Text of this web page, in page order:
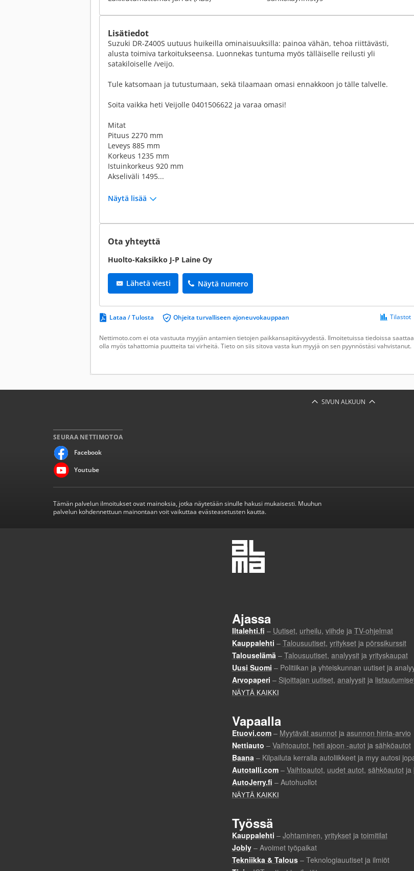
Lisätiedot
Suzuki DR-Z400S uutuus huikeilla ominaisuuksilla: painoa vähän, tehoa riittävästi,
alusta toimiva tarkoitukseensa. Luonnekas tuntuma myös tälläiselle reilusti yli
satakiloiselle /veijo.
Tule katsomaan ja tutustumaan, sekä tilaamaan omasi ennakkoon jo tälle talvelle.
Soita vaikka heti Veijolle 0401506622 ja varaa omasi!
Mitat
Pituus 2270 mm
Leveys 885 mm
Korkeus 1235 mm
Istuinkorkeus 920 mm
Akseliväli 1495...
Näytä lisää
Ota yhteyttä
Huolto-Kaksikko J-P Laine Oy
Lähetä viesti Näytä numero
Lataa / Tulosta Ohjeita turvalliseen ajoneuvokauppaan Tilastot
Nettimoto.com ei ota vastuuta myyjän antamien tietojen paikkansapitävyydestä. Ilmoitetuissa tiedoissa saattaa
olla myös tahattomia puutteita tai virheitä. Tieto on siis sitova vasta kun myyjä on sen pyynnöstäsi vahvistanut.
SIVUN ALKUUN
SEURAA NETTIMOTOA
Facebook
Youtube
Tämän palvelun ilmoitukset ovat mainoksia, jotka näytetään sinulle hakusi mukaisesti. Muuhun
palvelun kohdennettuun mainontaan voit vaikuttaa evästeasetusten kautta.